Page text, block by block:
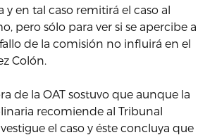
y en tal caso remitirá el caso al
pero sólo para ver si se apercibe a
fallo de la comisión no influirá en el
Colón.
de la OAT sostuvo que aunque la
recomiende al Tribunal
el caso y éste concluya que